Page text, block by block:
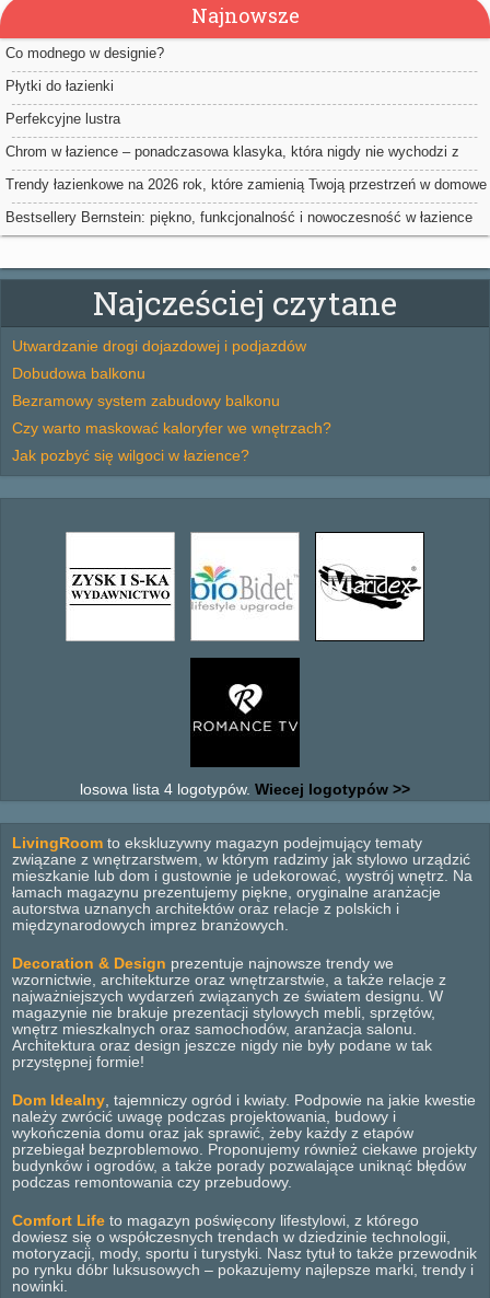
Najnowsze
Co modnego w designie?
Płytki do łazienki
Perfekcyjne lustra
Chrom w łazience – ponadczasowa klasyka, która nigdy nie wychodzi z
mody
Trendy łazienkowe na 2026 rok, które zamienią Twoją przestrzeń w domowe
spa
Bestsellery Bernstein: piękno, funkcjonalność i nowoczesność w łazience
Najcześciej czytane
Utwardzanie drogi dojazdowej i podjazdów
Dobudowa balkonu
Bezramowy system zabudowy balkonu
Czy warto maskować kaloryfer we wnętrzach?
Jak pozbyć się wilgoci w łazience?
losowa lista 4 logotypów. Wiecej logotypów >>
LivingRoom to ekskluzywny magazyn podejmujący tematy
związane z wnętrzarstwem, w którym radzimy jak stylowo urządzić
mieszkanie lub dom i gustownie je udekorować, wystrój wnętrz. Na
łamach magazynu prezentujemy piękne, oryginalne aranżacje
autorstwa uznanych architektów oraz relacje z polskich i
międzynarodowych imprez branżowych.
Decoration & Design prezentuje najnowsze trendy we
wzornictwie, architekturze oraz wnętrzarstwie, a także relacje z
najważniejszych wydarzeń związanych ze światem designu. W
magazynie nie brakuje prezentacji stylowych mebli, sprzętów,
wnętrz mieszkalnych oraz samochodów, aranżacja salonu.
Architektura oraz design jeszcze nigdy nie były podane w tak
przystępnej formie!
Dom Idealny , tajemniczy ogród i kwiaty. Podpowie na jakie kwestie
należy zwrócić uwagę podczas projektowania, budowy i
wykończenia domu oraz jak sprawić, żeby każdy z etapów
przebiegał bezproblemowo. Proponujemy również ciekawe projekty
budynków i ogrodów, a także porady pozwalające uniknąć błędów
podczas remontowania czy przebudowy.
Comfort Life to magazyn poświęcony lifestylowi, z którego
dowiesz się o współczesnych trendach w dziedzinie technologii,
motoryzacji, mody, sportu i turystyki. Nasz tytuł to także przewodnik
po rynku dóbr luksusowych – pokazujemy najlepsze marki, trendy i
nowinki.